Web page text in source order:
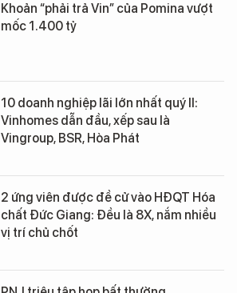
Khoản “phải trả Vin” của Pomina vượt
mốc 1.400 tỷ
10 doanh nghiệp lãi lớn nhất quý II:
Vinhomes dẫn đầu, xếp sau là
Vingroup, BSR, Hòa Phát
2 ứng viên được đề cử vào HĐQT Hóa
chất Đức Giang: Đều là 8X, nắm nhiều
vị trí chủ chốt